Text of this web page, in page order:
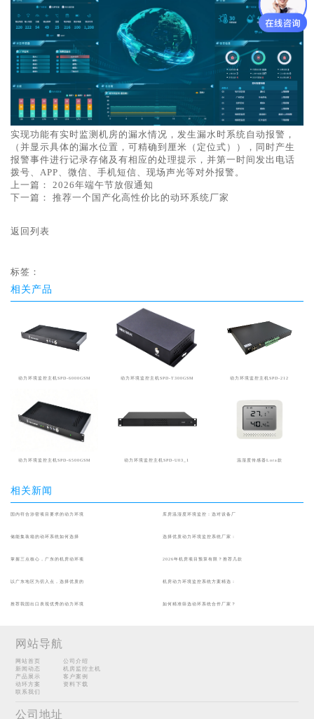
实现功能有实时监测机房的漏水情况，发生漏水时系统自动报警，
（并显示具体的漏水位置，可精确到厘米（定位式）），同时产生
报警事件进行记录存储及有相应的处理提示，并第一时间发出电话
拨号、APP、微信、手机短信、现场声光等对外报警。
上一篇： 2026年端午节放假通知
下一篇： 推荐一个国产化高性价比的动环系统厂家
返回列表
标签：
相关产品
动力环境监控主机SPD-6000GSM 动力环境监控主机SPD-T300GSM 动力环境监控主机SPD-212
动力环境监控主机SPD-6500GSM 动力环境监控主机SPD-U03_1 温湿度传感器Lora款
相关新闻
国内符合涉密项目要求的动力环境 库房温湿度环境监控：选对设备厂
储能集装箱的动环系统如何选择 选择优质动力环境监控系统厂家：
掌握三点核心，广东的机房动环项 2026年机房项目预算有限？推荐几款
以广东地区为切入点，选择优质的 机房动力环境监控系统方案精选：
推荐我国出口表现优秀的动力环境 如何精准筛选动环系统合作厂家？
网站导航
网站首页
公司介绍
新闻动态
机房监控主机
产品展示
客户案例
动环方案
资料下载
联系我们
公司地址